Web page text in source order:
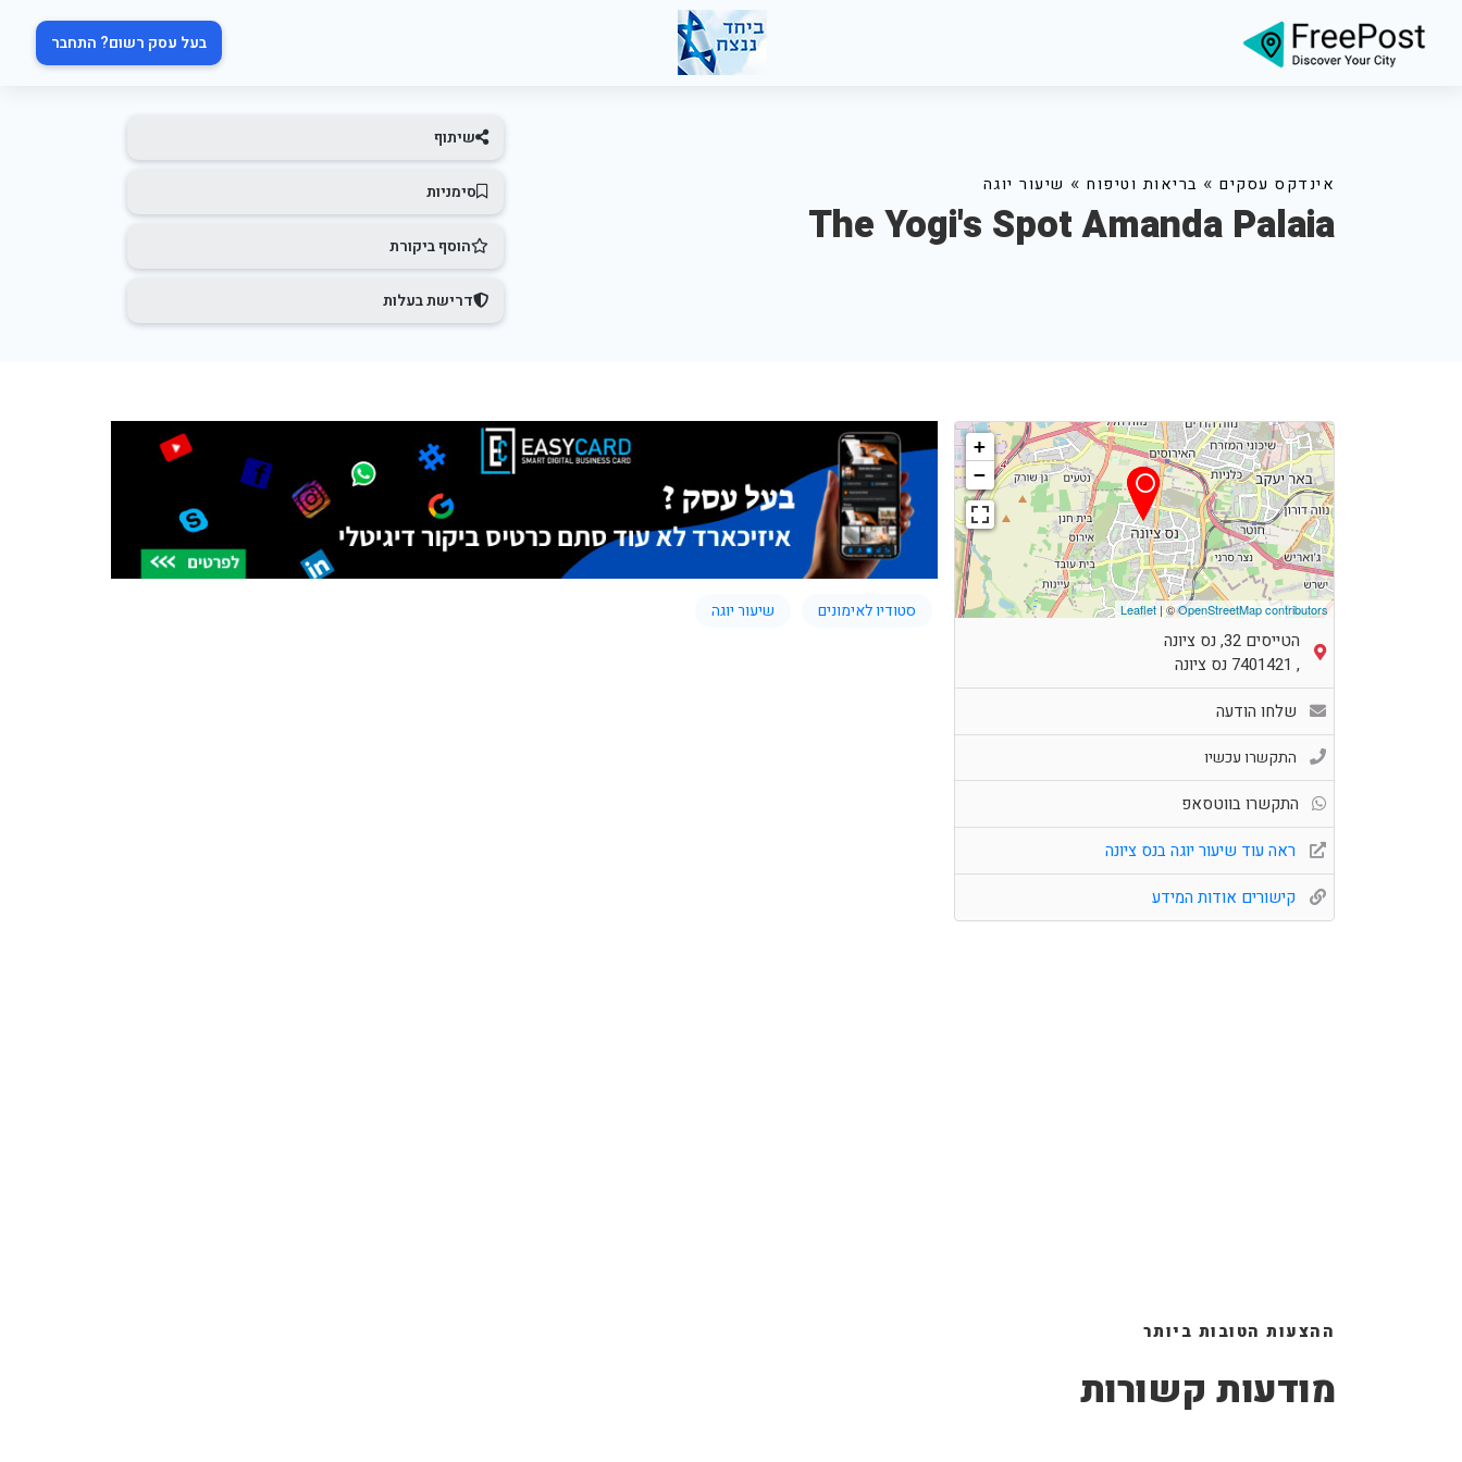
בעל עסק רשום? התחבר
אינדקס עסקים » בריאות וטיפוח » שיעור יוגה
The Yogi's Spot Amanda Palaia
שיתוף
סימניות
הוסף ביקורת
דרישת בעלות
+
−
Leaflet | ©OpenStreetMap contributors
הטייסים 32, נס ציונה
,
7401421 נס ציונה
שלחו הודעה
התקשרו עכשיו
התקשרו בווטסאפ
ראה עוד שיעור יוגה בנס ציונה
קישורים אודות המידע
סטודיו לאימונים שיעור יוגה
ההצעות הטובות ביותר
מודעות קשורות